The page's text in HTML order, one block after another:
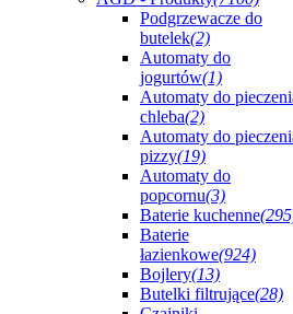
Podgrzewacze do
butelek(2)
Automaty do
jogurtów(1)
Automaty do
chleba(2)
Automaty do
pizzy(19)
Automaty do
popcornu(3)
Baterie kuchenne
Baterie
łazienkowe(924)
Bojlery(13)
Butelki filtrujące(28)